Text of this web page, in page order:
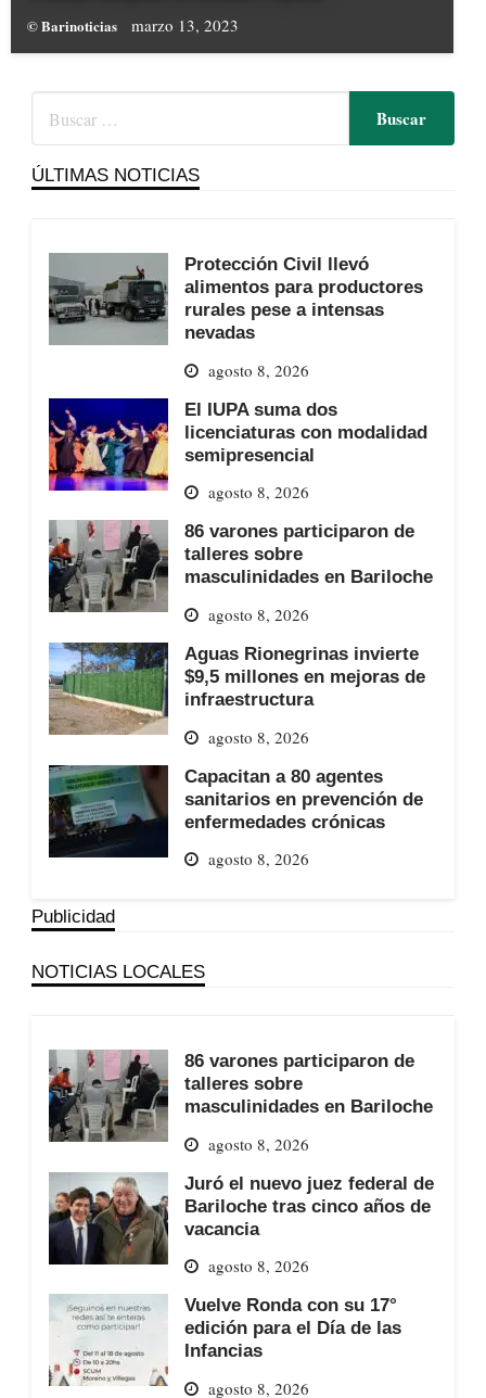
© Barinoticias marzo 13, 2023
ÚLTIMAS NOTICIAS
Protección Civil llevó
alimentos para productores
rurales pese a intensas
nevadas
agosto 8, 2026
El IUPA suma dos
licenciaturas con modalidad
semipresencial
agosto 8, 2026
86 varones participaron de
talleres sobre
masculinidades en Bariloche
agosto 8, 2026
Aguas Rionegrinas invierte
$9,5 millones en mejoras de
infraestructura
agosto 8, 2026
Capacitan a 80 agentes
sanitarios en prevención de
enfermedades crónicas
agosto 8, 2026
Publicidad
NOTICIAS LOCALES
86 varones participaron de
talleres sobre
masculinidades en Bariloche
agosto 8, 2026
Juró el nuevo juez federal de
Bariloche tras cinco años de
vacancia
agosto 8, 2026
Vuelve Ronda con su 17°
edición para el Día de las
Infancias
agosto 8, 2026